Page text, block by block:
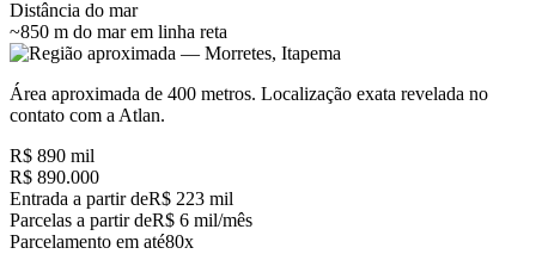
Distância do mar
~850 m do mar em linha reta
Área aproximada de 400 metros. Localização exata revelada no
contato com a Atlan.
R$ 890 mil
R$ 890.000
Entrada a partir deR$ 223 mil
Parcelas a partir deR$ 6 mil/mês
Parcelamento em até80x